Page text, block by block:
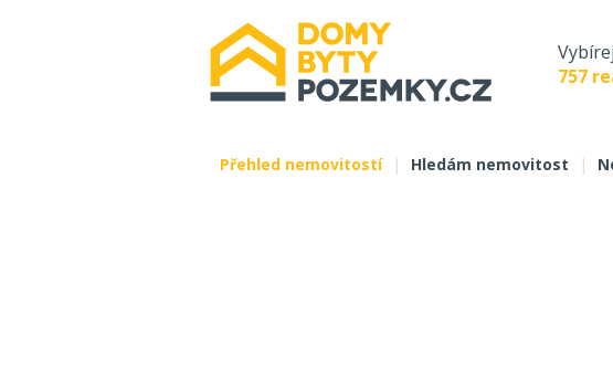
757
Přehled nemovitostí | Hledám nemovitost |